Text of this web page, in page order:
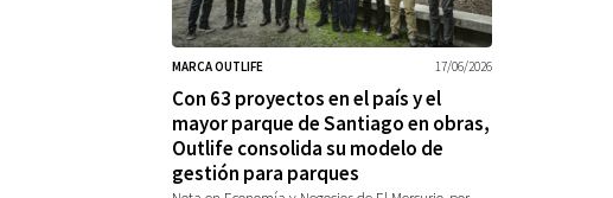
17/06/2026
MARCA OUTLIFE
Con 63 proyectos en el país y el
mayor parque de Santiago en obras,
Outlife consolida su modelo de
gestión para parques